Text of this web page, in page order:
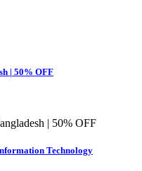
| 50% OFF
Technology